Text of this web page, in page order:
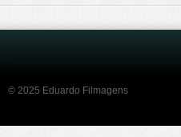
© 2025 Eduardo Filmagens